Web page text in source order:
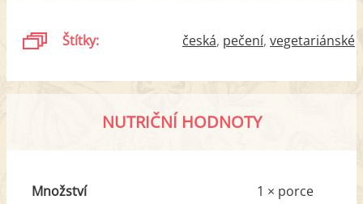
Štítky: česká pečení vegetariánské
NUTRIČNÍ HODNOTY
Množství 1 × porce